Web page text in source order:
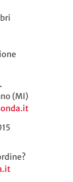
(MI)